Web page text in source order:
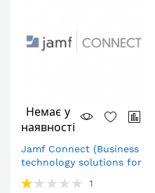
Немає у
наявності
Jamf Connect (Business
technology solutions for
Рейтинг:
1